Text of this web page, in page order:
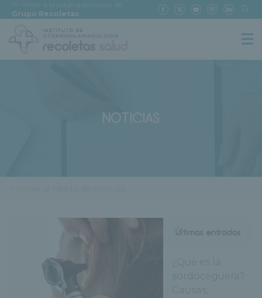
<< Volver a la página principal de
Grupo Recoletas
NOTICIAS
¿Qué es la
sordoceguera?
Causas,